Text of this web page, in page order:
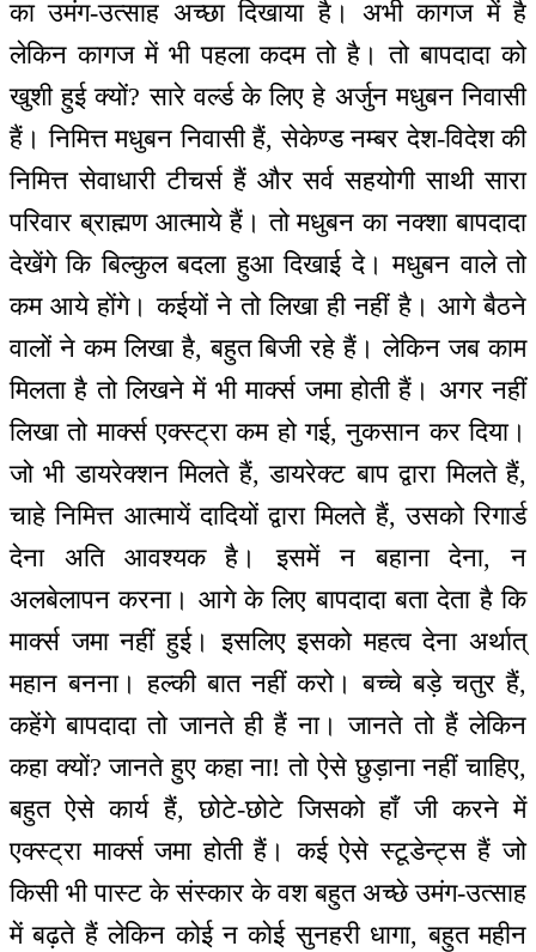
का उमंग-उत्साह अच्छा दिखाया है। अभी कागज में है
लेकिन कागज में भी पहला कदम तो है। तो बापदादा को
खुशी हुई क्यों? सारे वर्ल्ड के लिए हे अर्जुन मधुबन निवासी
हैं। निमित्त मधुबन निवासी हैं, सेकेण्ड नम्बर देश-विदेश की
निमित्त सेवाधारी टीचर्स हैं और सर्व सहयोगी साथी सारा
परिवार ब्राह्मण आत्माये हैं। तो मधुबन का नक्शा बापदादा
देखेंगे कि बिल्कुल बदला हुआ दिखाई दे। मधुबन वाले तो
कम आये होंगे। कईयों ने तो लिखा ही नहीं है। आगे बैठने
वालों ने कम लिखा है, बहुत बिजी रहे हैं। लेकिन जब काम
मिलता है तो लिखने में भी मार्क्स जमा होती हैं। अगर नहीं
लिखा तो मार्क्स एक्स्ट्रा कम हो गई, नुकसान कर दिया।
जो भी डायरेक्शन मिलते हैं, डायरेक्ट बाप द्वारा मिलते हैं,
चाहे निमित्त आत्मायें दादियों द्वारा मिलते हैं, उसको रिगार्ड
देना अति आवश्यक है। इसमें न बहाना देना, न
अलबेलापन करना। आगे के लिए बापदादा बता देता है कि
मार्क्स जमा नहीं हुई। इसलिए इसको महत्व देना अर्थात्
महान बनना। हल्की बात नहीं करो। बच्चे बड़े चतुर हैं,
कहेंगे बापदादा तो जानते ही हैं ना। जानते तो हैं लेकिन
कहा क्यों? जानते हुए कहा ना! तो ऐसे छुड़ाना नहीं चाहिए,
बहुत ऐसे कार्य हैं, छोटे-छोटे जिसको हाँ जी करने में
एक्स्ट्रा मार्क्स जमा होती हैं। कई ऐसे स्टूडेन्ट्स हैं जो
किसी भी पास्ट के संस्कार के वश बहुत अच्छे उमंग-उत्साह
में बढ़ते हैं लेकिन कोई न कोई सुनहरी धागा, बहुत महीन